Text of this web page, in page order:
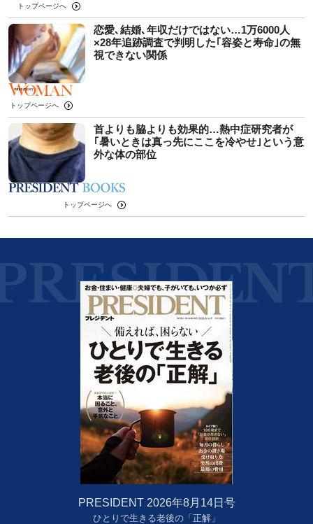
トップページへ
恋愛､結婚､年収だけではない…1万6000人
×28年追跡調査で判明した｢容姿と寿命｣の無
視できない関係
トップページへ
首よりも脇よりも効果的…熱中症研究者が
｢暑いときは真っ先にここを冷やせ｣という意
外な体の部位
トップページへ
PRESIDENT 2026年8月14日号
ひとりで生きる老後の「正解」